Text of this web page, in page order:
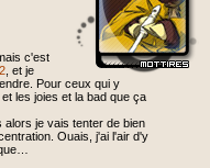
c'est
, et je
Pour ceux qui y
les joies et la bad que ça
alors je vais tenter de bien
Ouais, j'ai l'air d'y